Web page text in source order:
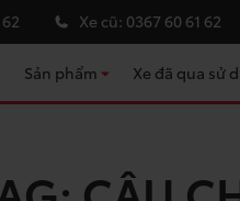
Xe cũ: 0367 60 61 62
Sản phẩm Xe đã qua sử